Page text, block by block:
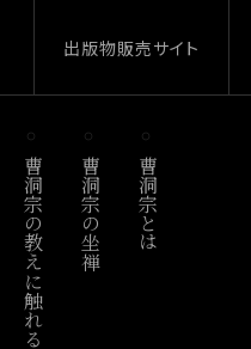
出版物販売サイト
曹洞宗の教えに触れる 曹洞宗の坐禅 曹洞宗とは